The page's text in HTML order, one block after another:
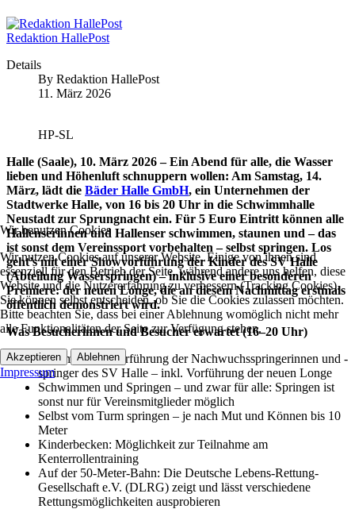
Redaktion HallePost
Details
By Redaktion HallePost
11. März 2026
HP-SL
Halle (Saale), 10. März 2026 – Ein Abend für alle, die Wasser
lieben und Höhenluft schnuppern wollen: Am Samstag, 14.
März, lädt die Bäder Halle GmbH, ein Unternehmen der
Stadtwerke Halle, von 16 bis 20 Uhr in die Schwimmhalle
Neustadt zur Sprungnacht ein. Für 5 Euro Eintritt können alle
Hallenserinnen und Hallenser schwimmen, staunen und – das
ist sonst dem Vereinssport vorbehalten – selbst springen. Los
geht’s mit einer Showvorführung der Kinder des SV Halle
(Abteilung Wasserspringen) – inklusive einer besonderen
Premiere: der neuen Longe, die an diesem Nachmittag erstmals
öffentlich demonstriert wird.
Was Besucherinnen und Besucher erwartet (16–20 Uhr)
Start mit Showvorführung der Nachwuchsspringerinnen und -
springer des SV Halle – inkl. Vorführung der neuen Longe
Schwimmen und Springen – und zwar für alle: Springen ist
sonst nur für Vereinsmitglieder möglich
Selbst vom Turm springen – je nach Mut und Können bis 10
Meter
Kinderbecken: Möglichkeit zur Teilnahme am
Kenterrollentraining
Auf der 50-Meter-Bahn: Die Deutsche Lebens-Rettung-
Gesellschaft e.V. (DLRG) zeigt und lässt verschiedene
Rettungsmöglichkeiten ausprobieren
Wir benutzen Cookies
Wir nutzen Cookies auf unserer Website. Einige von ihnen sind
essenziell für den Betrieb der Seite, während andere uns helfen, diese
Website und die Nutzererfahrung zu verbessern (Tracking Cookies).
Sie können selbst entscheiden, ob Sie die Cookies zulassen möchten.
Bitte beachten Sie, dass bei einer Ablehnung womöglich nicht mehr
alle Funktionalitäten der Seite zur Verfügung stehen.
Akzeptieren Ablehnen
Impressum